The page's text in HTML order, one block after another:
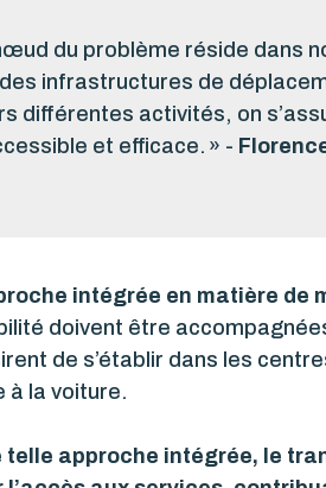
du problème réside dans
infrastructures de
différentes activités, on
et efficace. » -
intégrée en matière de
doivent être
de s’établir dans les
à la voiture.
telle approche intégrée, le